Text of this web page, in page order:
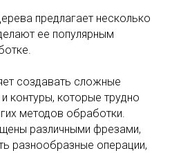
предлагает несколько
ее популярным
создавать сложные
контуры, которые трудно
методов обработки.
различными фрезами,
разнообразные операции,